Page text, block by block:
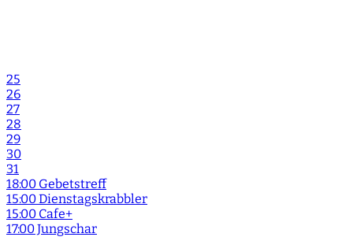
25
26
27
28
29
30
31
18:00 Gebetstreff
15:00 Dienstagskrabbler
15:00 Cafe+
17:00 Jungschar